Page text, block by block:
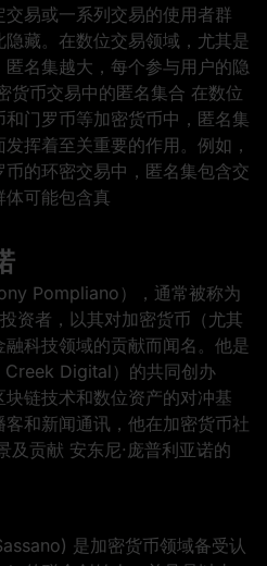
交易或一系列交易的使用者群
藏。在数位交易领域，尤其是
名集越大，每个参与用户的隐
货币交易中的匿名集合 在数位
门罗币等加密货币中，匿名集
挥着至关重要的作用。例如，
的环密交易中，匿名集包含交
体可能包含真
Pompliano），通常被称为
资者，以其对加密货币（尤其
科技领域的贡献而闻名。他是
Digital）的共同创办
链技术和数位资产的对冲基
和新闻通讯，他在加密货币社
及贡献 安东尼·庞普利亚诺的
是加密货币领域备受认